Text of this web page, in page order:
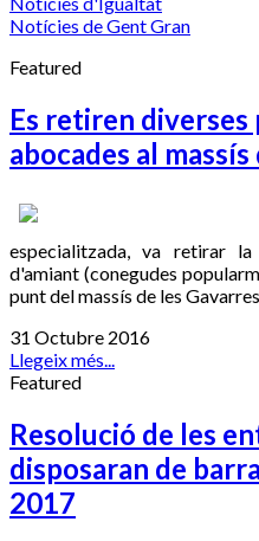
Notícies de Gent Gran
Featured
Es retiren
abocades al
especialitzada, va retirar la
d'amiant (conegudes
punt del massís de les
31 Octubre 2016
Llegeix més...
Featured
Resolució de les
disposaran de
2017